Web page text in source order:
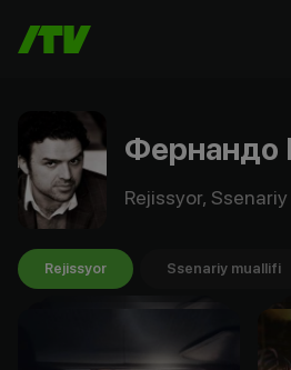
Фернандо
Rejissyor,
Rejissyor Ssenariy muallifi